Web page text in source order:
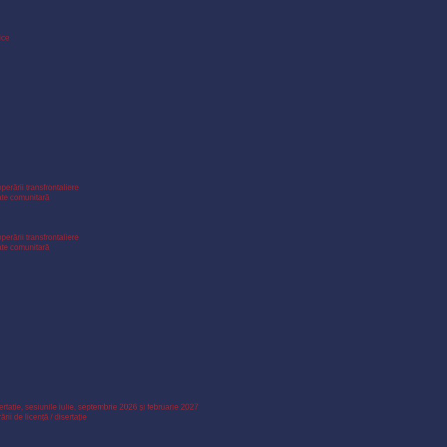
transfrontaliere
comunitară
sesiunile iulie, septembrie 2026 și februarie 2027
de licență / disertație
transfrontaliere
comunitară